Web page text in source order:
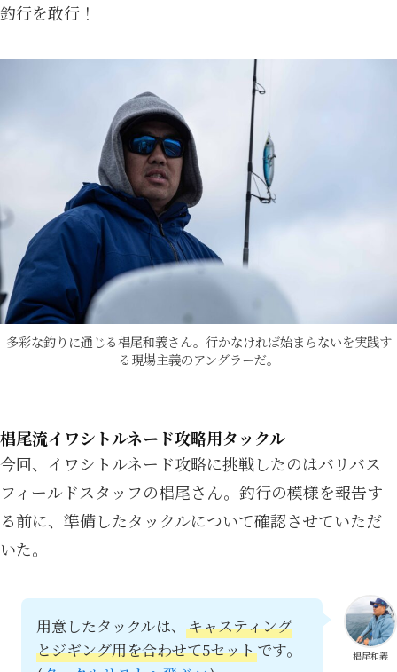
釣行を敢行！
多彩な釣りに通じる椙尾和義さん。行かなければ始まらないを実践す
る現場主義のアングラーだ。
椙尾流イワシトルネード攻略用タックル
今回、イワシトルネード攻略に挑戦したのはバリバス
フィールドスタッフの椙尾さん。釣行の模様を報告す
る前に、準備したタックルについて確認させていただ
いた。
椙尾和義
用意したタックルは、キャスティング
とジギング用を合わせて5セットです。